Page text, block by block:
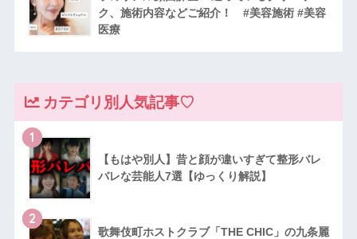
ク、施術内容などご紹介！ #美容施術 #美容
医療
カテゴリ別人気記事♡
1
【もはや別人】昔と顔が違いすぎて整形バレ
バレな芸能人7選【ゆっくり解説】
2
歌舞伎町ホストクラブ「THE CHIC」の九条麗